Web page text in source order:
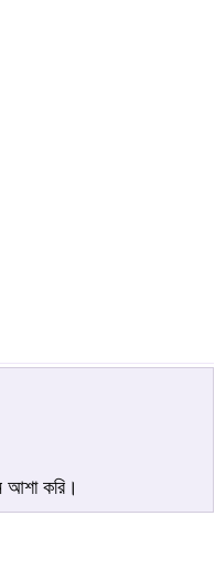
আশা করি।